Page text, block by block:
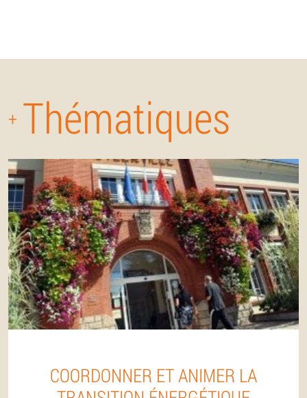
+ Thématiques
COORDONNER ET ANIMER LA